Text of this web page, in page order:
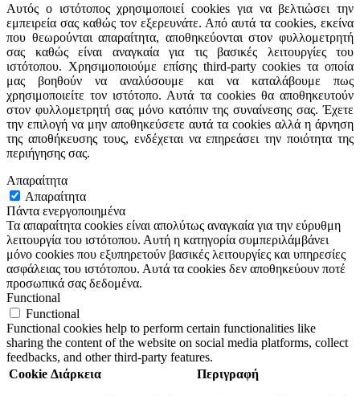
Αυτός ο ιστότοπος χρησιμοποιεί cookies για να βελτιώσει την
εμπειρεία σας καθώς τον εξερευνάτε. Από αυτά τα cookies, εκείνα
που θεωρούνται απαραίτητα, αποθηκεύονται στον φυλλομετρητή
σας καθώς είναι αναγκαία για τις βασικές λειτουργίες του
ιστότοπου. Χρησιμοποιούμε επίσης third-party cookies τα οποία
μας βοηθούν να αναλύσουμε και να καταλάβουμε πως
χρησιμοποιείτε τον ιστότοπο. Αυτά τα cookies θα αποθηκευτούν
στον φυλλομετρητή σας μόνο κατόπιν της συναίνεσης σας. Έχετε
την επιλογή να μην αποθηκεύσετε αυτά τα cookies αλλά η άρνηση
της αποθήκευσης τους, ενδέχεται να επηρεάσει την ποιότητα της
περιήγησης σας.
Απαραίτητα
Απαραίτητα
Πάντα ενεργοποιημένα
Τα απαραίτητα cookies είναι απολύτως αναγκαία για την εύρυθμη
λειτουργία του ιστότοπου. Αυτή η κατηγορία συμπεριλάμβάνει
μόνο cookies που εξυπηρετούν βασικές λειτουργίες και υπηρεσίες
ασφάλειας του ιστότοπου. Αυτά τα cookies δεν αποθηκεύουν ποτέ
προσωπικά σας δεδομένα.
Functional
Functional
Functional cookies help to perform certain functionalities like
sharing the content of the website on social media platforms, collect
feedbacks, and other third-party features.
Cookie Διάρκεια Περιγραφή